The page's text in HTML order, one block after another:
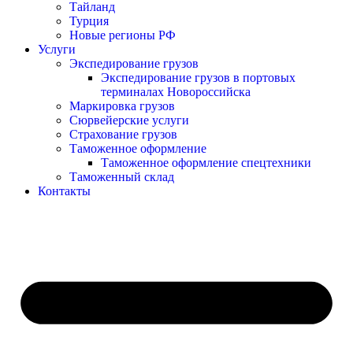
Тайланд
Турция
Новые регионы РФ
Услуги
Экспедирование грузов
Экспедирование грузов в портовых
терминалах Новороссийска
Маркировка грузов
Сюрвейерские услуги
Страхование грузов
Таможенное оформление
Таможенное оформление спецтехники
Таможенный склад
Контакты